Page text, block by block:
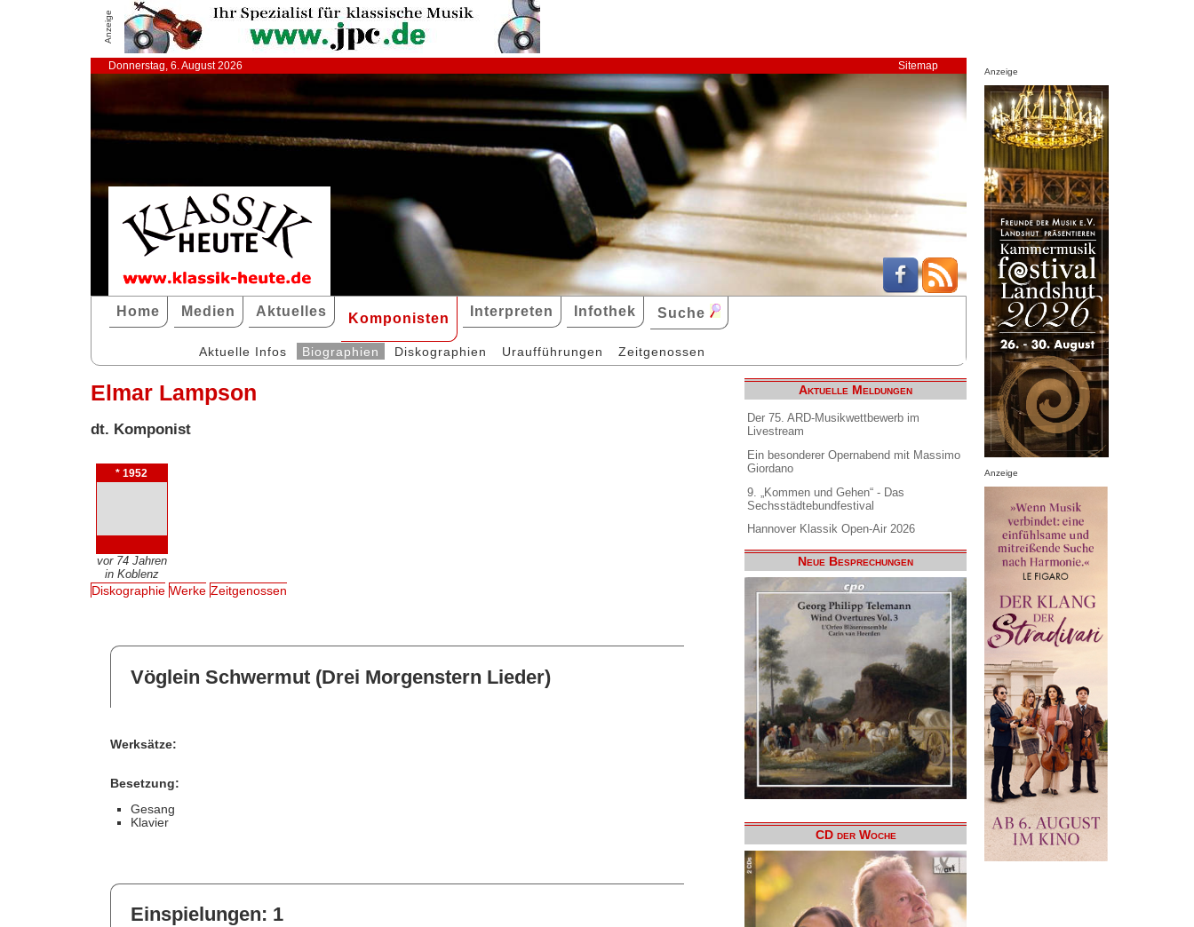
Anzeige
Donnerstag, 6. August 2026 Sitemap
Home Medien Aktuelles Komponisten Interpreten Infothek Suche
Aktuelle Infos Biographien Diskographien Uraufführungen Zeitgenossen
Elmar Lampson
dt. Komponist
* 1952
vor 74 Jahren
in Koblenz
Diskographie Werke Zeitgenossen
Vöglein Schwermut (Drei Morgenstern Lieder)
Werksätze:
Besetzung:
Gesang
Klavier
Einspielungen: 1
Aktuelle Meldungen
Der 75. ARD-Musikwettbewerb im
Livestream
Ein besonderer Opernabend mit Massimo
Giordano
9. „Kommen und Gehen“ - Das
Sechsstädtebundfestival
Hannover Klassik Open-Air 2026
Neue Besprechungen
CD der Woche
Anzeige
Anzeige